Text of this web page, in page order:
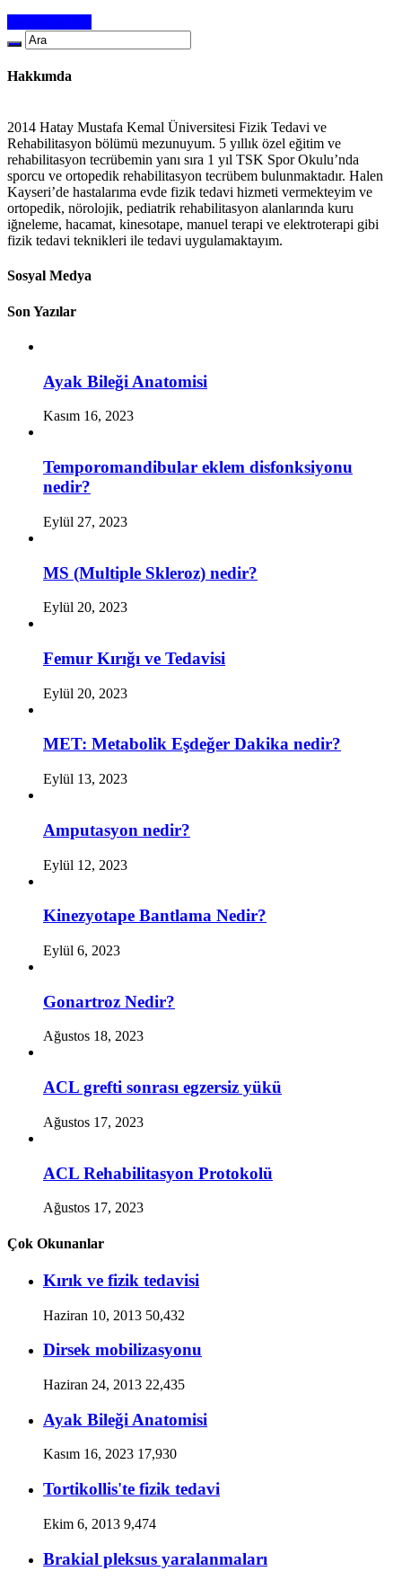
Hakkımda
2014 Hatay Mustafa Kemal Üniversitesi Fizik Tedavi ve
Rehabilitasyon bölümü mezunuyum. 5 yıllık özel eğitim ve
rehabilitasyon tecrübemin yanı sıra 1 yıl TSK Spor Okulu’nda
sporcu ve ortopedik rehabilitasyon tecrübem bulunmaktadır. Halen
Kayseri’de hastalarıma evde fizik tedavi hizmeti vermekteyim ve
ortopedik, nörolojik, pediatrik rehabilitasyon alanlarında kuru
iğneleme, hacamat, kinesotape, manuel terapi ve elektroterapi gibi
fizik tedavi teknikleri ile tedavi uygulamaktayım.
Sosyal Medya
Son Yazılar
Ayak Bileği Anatomisi
Kasım 16, 2023
Temporomandibular eklem disfonksiyonu
nedir?
Eylül 27, 2023
MS (Multiple Skleroz) nedir?
Eylül 20, 2023
Femur Kırığı ve Tedavisi
Eylül 20, 2023
MET: Metabolik Eşdeğer Dakika nedir?
Eylül 13, 2023
Amputasyon nedir?
Eylül 12, 2023
Kinezyotape Bantlama Nedir?
Eylül 6, 2023
Gonartroz Nedir?
Ağustos 18, 2023
ACL grefti sonrası egzersiz yükü
Ağustos 17, 2023
ACL Rehabilitasyon Protokolü
Ağustos 17, 2023
Çok Okunanlar
Kırık ve fizik tedavisi
Haziran 10, 2013 50,432
Dirsek mobilizasyonu
Haziran 24, 2013 22,435
Ayak Bileği Anatomisi
Kasım 16, 2023 17,930
Tortikollis'te fizik tedavi
Ekim 6, 2013 9,474
Brakial pleksus yaralanmaları